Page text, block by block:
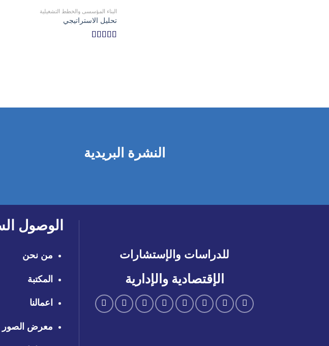
البناء المؤسسي والخطط التشغيلية
تحليل الاستراتيجي
النشرة البريدية
للدراسات والإستشارات
الإقتصادية والإدارية
الوصول
من نحن
المكتبة
اعمالنا
معرض الصور